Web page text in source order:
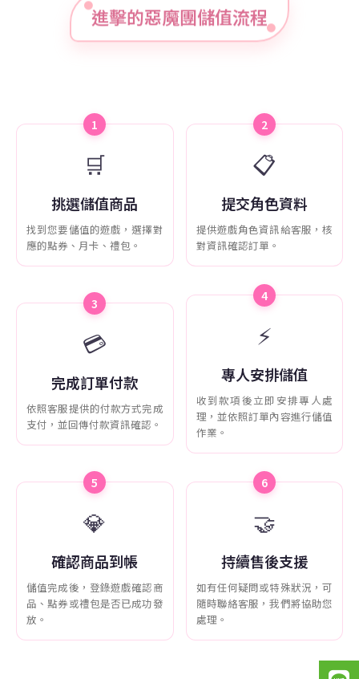
進擊的惡魔團儲值流程
1
🛒
挑選儲值商品
找到您要儲值的遊戲，選擇對
應的點券、月卡、禮包。
2
📋
提交角色資料
提供遊戲角色資訊給客服，核
對資訊確認訂單。
3
💳
完成訂單付款
依照客服提供的付款方式完成
支付，並回傳付款資訊確認。
4
⚡
專人安排儲值
收到款項後立即安排專人處
理，並依照訂單內容進行儲值
作業。
5
💎
確認商品到帳
儲值完成後，登錄遊戲確認商
品、點券或禮包是否已成功發
放。
6
🤝
持續售後支援
如有任何疑問或特殊狀況，可
隨時聯絡客服，我們將協助您
處理。